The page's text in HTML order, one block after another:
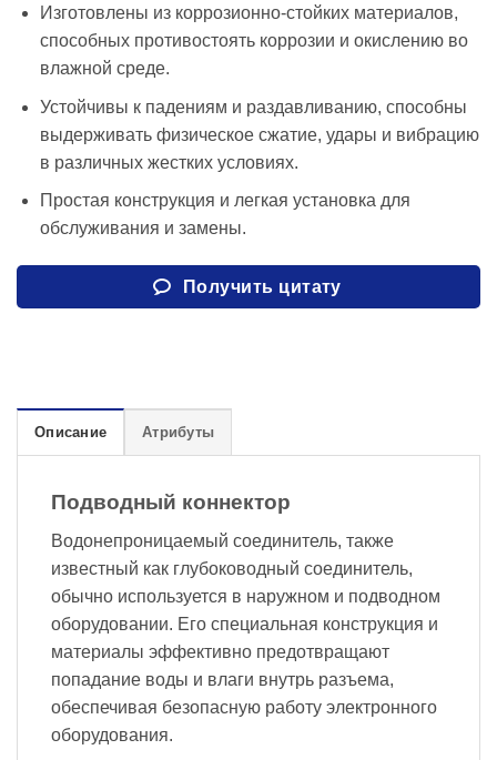
Изготовлены из коррозионно-стойких материалов,
способных противостоять коррозии и окислению во
влажной среде.
Устойчивы к падениям и раздавливанию, способны
выдерживать физическое сжатие, удары и вибрацию
в различных жестких условиях.
Простая конструкция и легкая установка для
обслуживания и замены.
Получить цитату
Описание Атрибуты
Подводный коннектор
Водонепроницаемый соединитель, также
известный как глубоководный соединитель,
обычно используется в наружном и подводном
оборудовании. Его специальная конструкция и
материалы эффективно предотвращают
попадание воды и влаги внутрь разъема,
обеспечивая безопасную работу электронного
оборудования.